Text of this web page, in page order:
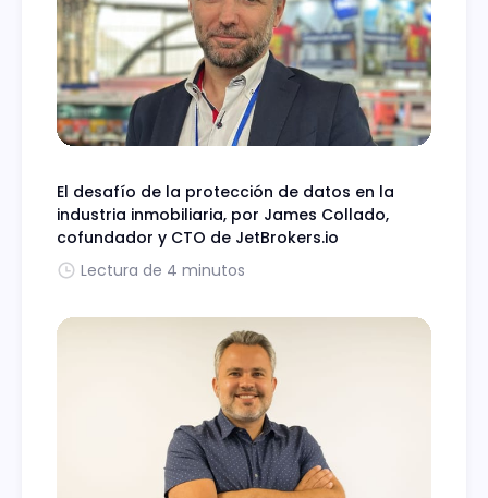
El desafío de la protección de datos en la
industria inmobiliaria, por James Collado,
cofundador y CTO de JetBrokers.io
Lectura de 4 minutos